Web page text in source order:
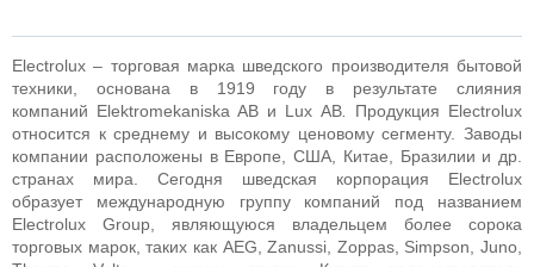
Electrolux – торговая марка шведского производителя бытовой
техники, основана в 1919 году в результате слияния
компаний Elektromekaniska AB и Lux АВ
Продукция Electrolux
относится к среднему и высокому ценовому сегменту. Заводы
компании расположены в Европе, США, Китае, Бразилии и др.
странах мира. Сегодня шведская корпорация Electrolux
образует международную группу компаний под названием
Electrolux Group, являющуюся владельцем более сорока
торговых марок, таких как AEG, Zanussi, Zoppas, Simpson, Juno,